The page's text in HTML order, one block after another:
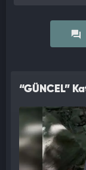
“GÜNCEL”